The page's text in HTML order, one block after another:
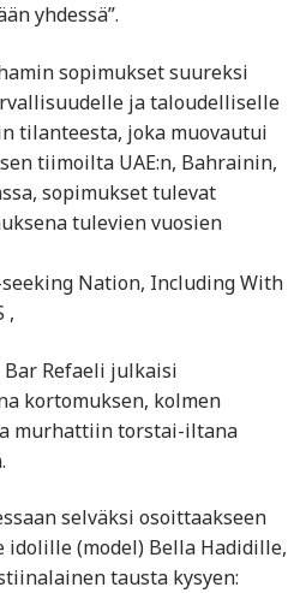
yhdessä”.
sopimukset suureksi
ja taloudelliselle
tilanteesta, joka muovautui
tiimoilta UAE:n, Bahrainin,
sopimukset tulevat
tulevien vuosien
seeking Nation, Including With
,
Refaeli julkaisi
kortomuksen, kolmen
murhattiin torstai-iltana
selväksi osoittaakseen
(model) Bella Hadidille,
tausta kysyen: